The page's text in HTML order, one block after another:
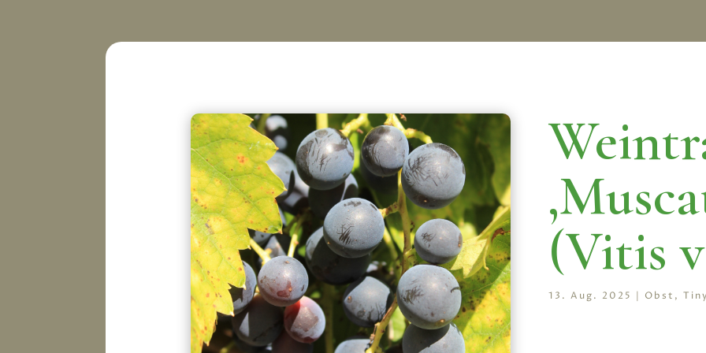
(Vitis
13. Aug. 2025 | Obst ,